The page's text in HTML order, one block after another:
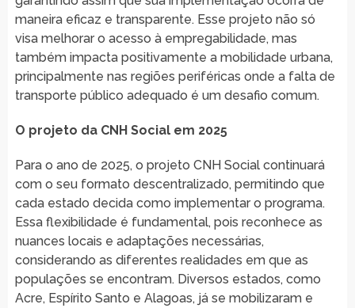
maneira eficaz e transparente. Esse projeto não só
visa melhorar o acesso à empregabilidade, mas
também impacta positivamente a mobilidade urbana,
principalmente nas regiões periféricas onde a falta de
transporte público adequado é um desafio comum.
O projeto da CNH Social em 2025
Para o ano de 2025, o projeto CNH Social continuará
com o seu formato descentralizado, permitindo que
cada estado decida como implementar o programa.
Essa flexibilidade é fundamental, pois reconhece as
nuances locais e adaptações necessárias,
considerando as diferentes realidades em que as
populações se encontram. Diversos estados, como
Acre, Espírito Santo e Alagoas, já se mobilizaram e